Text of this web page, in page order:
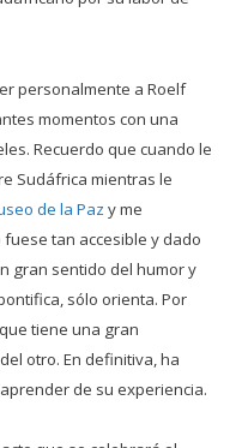
personalmente a Roelf
momentos con una
Recuerdo que cuando le
Sudáfrica mientras le
de la Paz y me
tan accesible y dado
gran sentido del humor y
sólo orienta. Por
tiene una gran
otro. En definitiva, ha
de su experiencia.